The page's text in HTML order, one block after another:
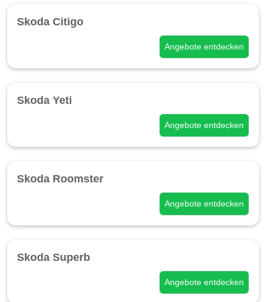
Skoda Citigo
Angebote entdecken
Skoda Yeti
Angebote entdecken
Skoda Roomster
Angebote entdecken
Skoda Superb
Angebote entdecken